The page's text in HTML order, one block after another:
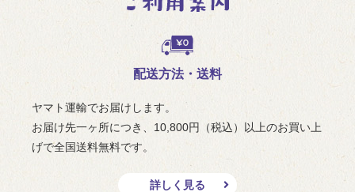
配送方法・送料
ヤマト運輸でお届けします。
お届け先一ヶ所につき、10,800円（税込）以上のお買い上
げで全国送料無料です。
詳しく見る